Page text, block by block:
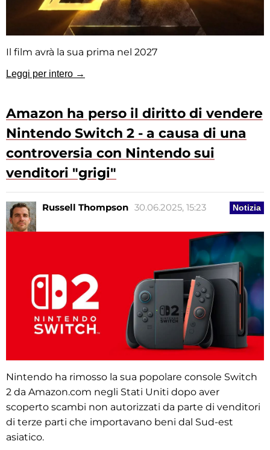
Il film avrà la sua prima nel 2027
Leggi per intero →
Amazon ha perso il diritto di vendere
Nintendo Switch 2 - a causa di una
controversia con Nintendo sui
venditori "grigi"
Notizia
Russell Thompson 30.06.2025, 15:23
Nintendo ha rimosso la sua popolare console Switch
2 da Amazon.com negli Stati Uniti dopo aver
scoperto scambi non autorizzati da parte di venditori
di terze parti che importavano beni dal Sud-est
asiatico.